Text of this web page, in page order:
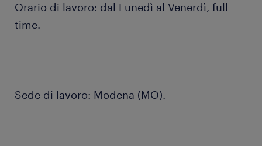
Orario di lavoro: dal Lunedì al Venerdì, full
time.
Sede di lavoro: Modena (MO).